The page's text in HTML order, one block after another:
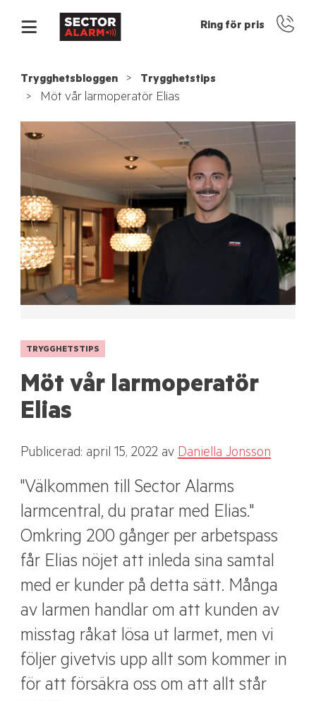
Ring för pris
Trygghetsbloggen Trygghetstips
Möt vår larmoperatör Elias
TRYGGHETSTIPS
Möt vår larmoperatör
Elias
Publicerad: april 15, 2022 av Daniella Jonsson
"Välkommen till Sector Alarms
larmcentral, du pratar med Elias."
Omkring 200 gånger per arbetspass
får Elias nöjet att inleda sina samtal
med er kunder på detta sätt. Många
av larmen handlar om att kunden av
misstag råkat lösa ut larmet, men vi
följer givetvis upp allt som kommer in
för att försäkra oss om att allt står